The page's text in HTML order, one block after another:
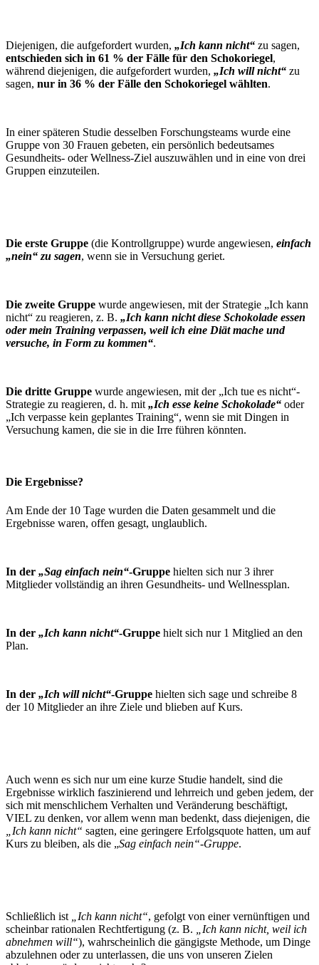
Diejenigen, die aufgefordert wurden, „Ich kann nicht“ zu sagen,
entschieden sich in 61 % der Fälle für den Schokoriegel,
während diejenigen, die aufgefordert wurden, „Ich will nicht“ zu
sagen, nur in 36 % der Fälle den Schokoriegel wählten.
In einer späteren Studie desselben Forschungsteams wurde eine
Gruppe von 30 Frauen gebeten, ein persönlich bedeutsames
Gesundheits- oder Wellness-Ziel auszuwählen und in eine von drei
Gruppen einzuteilen.
Die erste Gruppe (die Kontrollgruppe) wurde angewiesen, einfach
„nein“ zu sagen, wenn sie in Versuchung geriet.
Die zweite Gruppe wurde angewiesen, mit der Strategie „Ich kann
nicht“ zu reagieren, z. B. „Ich kann nicht diese Schokolade essen
oder mein Training verpassen, weil ich eine Diät mache und
versuche, in Form zu kommen“.
Die dritte Gruppe wurde angewiesen, mit der „Ich tue es nicht“-
Strategie zu reagieren, d. h. mit „Ich esse keine Schokolade“ oder
„Ich verpasse kein geplantes Training“, wenn sie mit Dingen in
Versuchung kamen, die sie in die Irre führen könnten.
Die Ergebnisse?
Am Ende der 10 Tage wurden die Daten gesammelt und die
Ergebnisse waren, offen gesagt, unglaublich.
In der „Sag einfach nein“-Gruppe hielten sich nur 3 ihrer
Mitglieder vollständig an ihren Gesundheits- und Wellnessplan.
In der „Ich kann nicht“-Gruppe hielt sich nur 1 Mitglied an den
Plan.
In der „Ich will nicht“-Gruppe hielten sich sage und schreibe 8
der 10 Mitglieder an ihre Ziele und blieben auf Kurs.
Auch wenn es sich nur um eine kurze Studie handelt, sind die
Ergebnisse wirklich faszinierend und lehrreich und geben jedem, der
sich mit menschlichem Verhalten und Veränderung beschäftigt,
VIEL zu denken, vor allem wenn man bedenkt, dass diejenigen, die
„Ich kann nicht“ sagten, eine geringere Erfolgsquote hatten, um auf
Kurs zu bleiben, als die „Sag einfach nein“-Gruppe.
Schließlich ist „Ich kann nicht“, gefolgt von einer vernünftigen und
scheinbar rationalen Rechtfertigung (z. B.
„Ich kann nicht, weil ich
abnehmen will“), wahrscheinlich die gängigste Methode, um Dinge
abzulehnen oder zu unterlassen, die uns von unseren Zielen